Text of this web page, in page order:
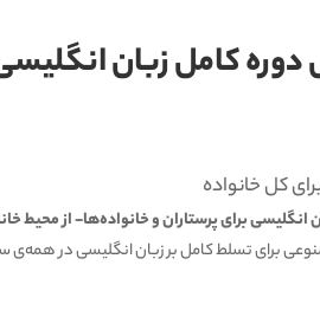
کامل زبان
کل خانواده
برای پرستاران و خانواده‌ها- از محیط
برای تسلط کامل بر زبان انگلیسی در